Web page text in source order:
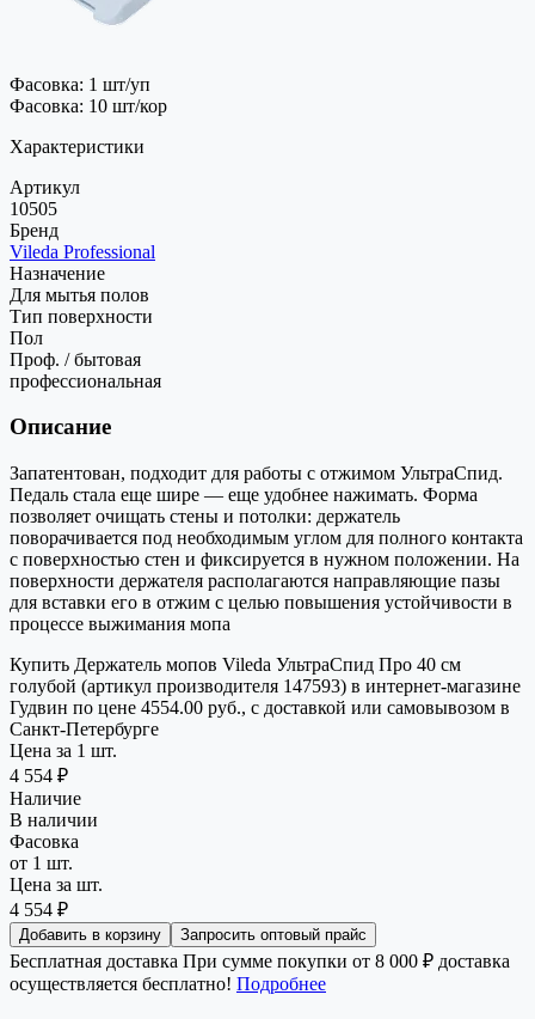
Фасовка: 1 шт/уп
Фасовка: 10 шт/кор
Характеристики
Артикул
10505
Бренд
Vileda Professional
Назначение
Для мытья полов
Тип поверхности
Пол
Проф. / бытовая
профессиональная
Описание
Запатентован, подходит для работы с отжимом УльтраСпид.
Педаль стала еще шире — еще удобнее нажимать. Форма
позволяет очищать стены и потолки: держатель
поворачивается под необходимым углом для полного контакта
с поверхностью стен и фиксируется в нужном положении. На
поверхности держателя располагаются направляющие пазы
для вставки его в отжим с целью повышения устойчивости в
процессе выжимания мопа
Купить Держатель мопов Vileda УльтраСпид Про 40 см
голубой (артикул производителя 147593) в интернет-магазине
Гудвин по цене 4554.00 руб., с доставкой или самовывозом в
Санкт-Петербурге
Цена за 1 шт.
4 554 ₽
Наличие
В наличии
Фасовка
от 1 шт.
Цена за шт.
4 554 ₽
Добавить в корзину Запросить оптовый прайс
Бесплатная доставка При сумме покупки от 8 000 ₽ доставка
осуществляется бесплатно! Подробнее